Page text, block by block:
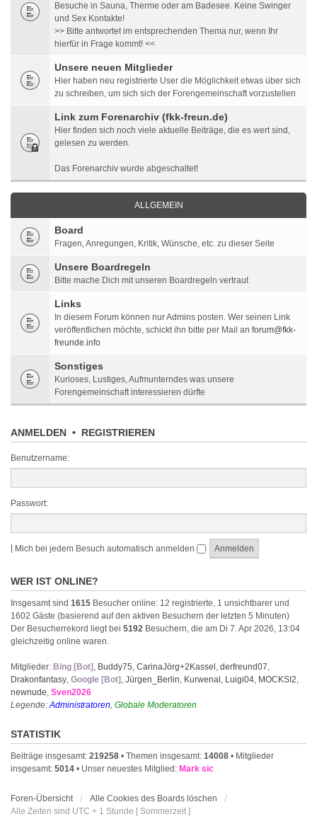
Besuche in Sauna, Therme oder am Badesee. Keine Swinger
und Sex Kontakte!
>> Bitte antwortet im entsprechenden Thema nur, wenn Ihr
hierfür in Frage kommt! <<
Unsere neuen Mitglieder
Hier haben neu registrierte User die Möglichkeit etwas über sich
zu schreiben, um sich sich der Forengemeinschaft vorzustellen
Link zum Forenarchiv (fkk-freun.de)
Hier finden sich noch viele aktuelle Beiträge, die es wert sind,
gelesen zu werden.
Das Forenarchiv wurde abgeschaltet!
ALLGEMEIN
Board
Fragen, Anregungen, Kritik, Wünsche, etc. zu dieser Seite
Unsere Boardregeln
Bitte mache Dich mit unseren Boardregeln vertraut
Links
In diesem Forum können nur Admins posten. Wer seinen Link
veröffentlichen möchte, schickt ihn bitte per Mail an forum@fkk-
freunde.info
Sonstiges
Kurioses, Lustiges, Aufmunterndes was unsere
Forengemeinschaft interessieren dürfte
ANMELDEN • REGISTRIEREN
Benutzername:
Passwort:
Mich bei jedem Besuch automatisch anmelden
WER IST ONLINE?
Insgesamt sind 1615 Besucher online: 12 registrierte, 1 unsichtbarer und
1602 Gäste (basierend auf den aktiven Besuchern der letzten 5 Minuten)
Der Besucherrekord liegt bei 5192 Besuchern, die am Di 7. Apr 2026, 13:04
gleichzeitig online waren.
Mitglieder: Bing [Bot] , Buddy75, CarinaJörg+2Kassel , derfreund07,
Drakonfantasy, Google [Bot] , Jürgen_Berlin, Kurwenal , Luigi04, MOCKSI2,
newnude, Sven2026
Legende:Administratoren, Globale Moderatoren
STATISTIK
Beiträge insgesamt: 219258 • Themen insgesamt: 14008 • Mitglieder
insgesamt: 5014 • Unser neuestes Mitglied: Mark sic
Foren-Übersicht
Alle Cookies des Boards löschen
Alle Zeiten sind UTC + 1 Stunde [ Sommerzeit ]